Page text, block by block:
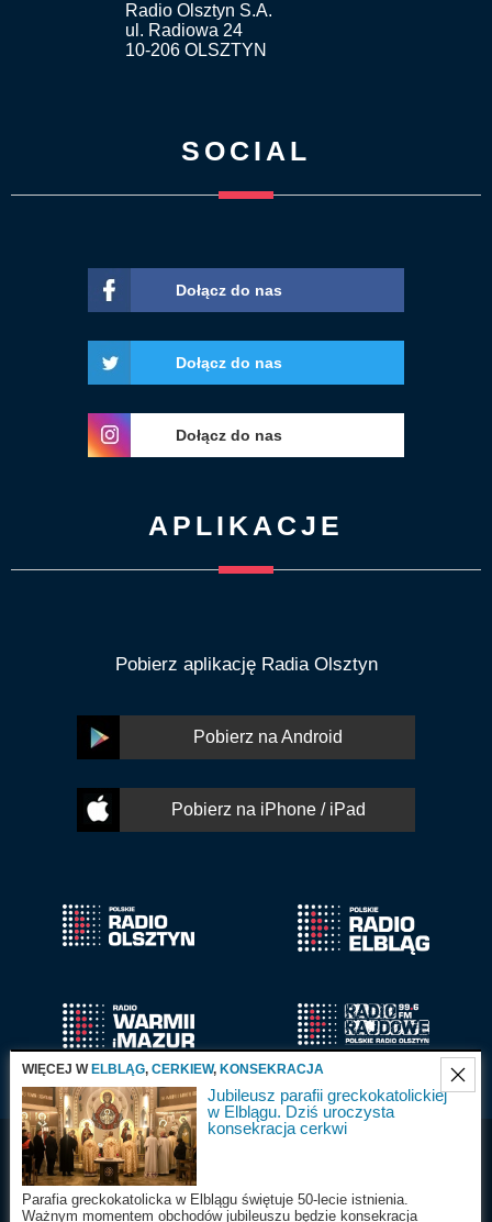
Radio Olsztyn S.A.
ul. Radiowa 24
10-206 OLSZTYN
SOCIAL
Dołącz do nas
Dołącz do nas
Dołącz do nas
APLIKACJE
Pobierz aplikację Radia Olsztyn
Pobierz na Android
Pobierz na iPhone / iPad
Radio Olsztyn S.A.
WIĘCEJ W ELBLĄG, CERKIEW, KONSEKRACJA
Jubileusz parafii greckokatolickiej
w Elblągu. Dziś uroczysta
konsekracja cerkwi
Parafia greckokatolicka w Elblągu świętuje 50-lecie istnienia.
Ważnym momentem obchodów jubileuszu będzie konsekracja